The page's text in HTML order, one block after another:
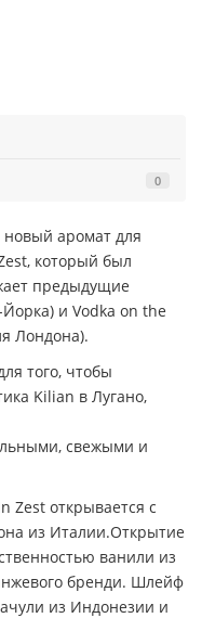
0
аромат для
который был
предыдущие
и Vodka on the
Лондона).
того, чтобы
Kilian в Лугано,
свежыми и
Zest открывается с
из Италии.Открытие
ванили из
бренди. Шлейф
из Индонезии и